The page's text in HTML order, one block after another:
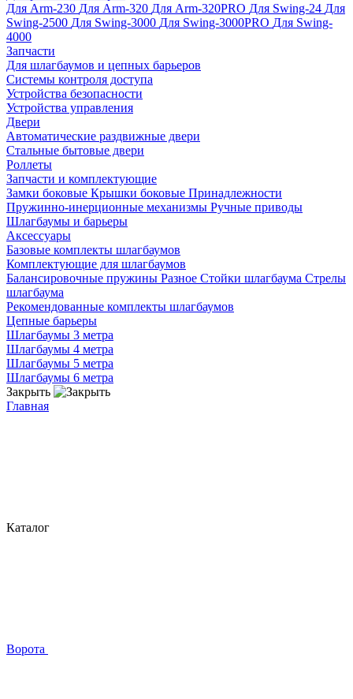
Для Arm-230 Для Arm-320 Для Arm-320PRO Для Swing-24 Для
Swing-2500 Для Swing-3000 Для Swing-3000PRO Для Swing-
4000
Запчасти
Для шлагбаумов и цепных барьеров
Системы контроля доступа
Устройства безопасности
Устройства управления
Двери
Автоматические раздвижные двери
Стальные бытовые двери
Роллеты
Запчасти и комплектующие
Замки боковые Крышки боковые Принадлежности
Пружинно-инерционные механизмы Ручные приводы
Шлагбаумы и барьеры
Аксессуары
Базовые комплекты шлагбаумов
Комплектующие для шлагбаумов
Балансировочные пружины Разное Стойки шлагбаума Стрелы
шлагбаума
Рекомендованные комплекты шлагбаумов
Цепные барьеры
Шлагбаумы 3 метра
Шлагбаумы 4 метра
Шлагбаумы 5 метра
Шлагбаумы 6 метра
Закрыть
Главная
Каталог
Ворота